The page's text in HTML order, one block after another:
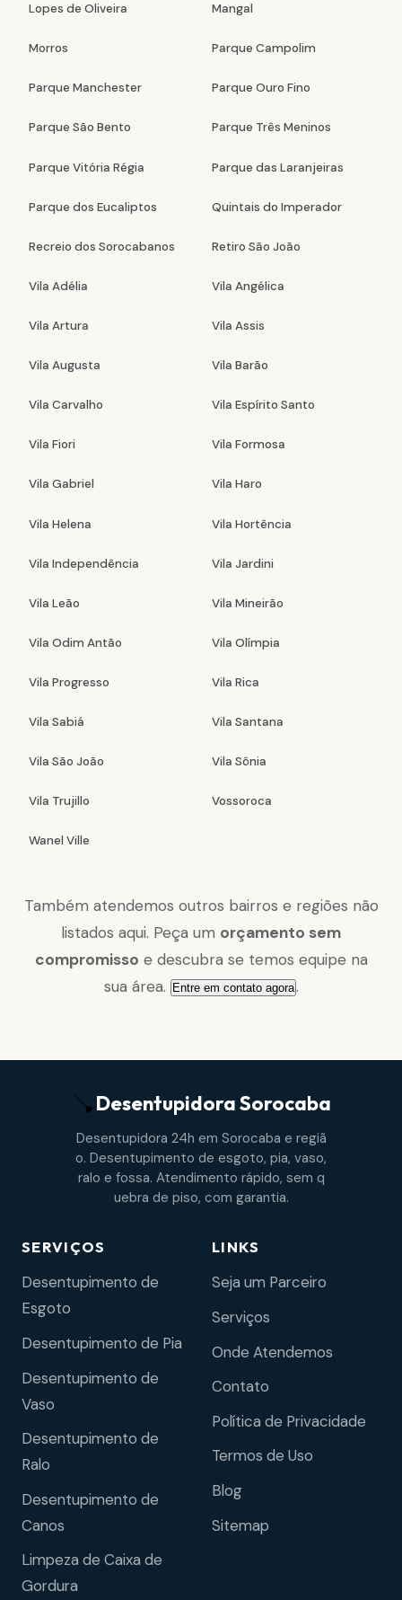
Lopes de Oliveira Mangal
Morros Parque Campolim
Parque Manchester Parque Ouro Fino
Parque São Bento Parque Três Meninos
Parque Vitória Régia Parque das Laranjeiras
Parque dos Eucaliptos Quintais do Imperador
Recreio dos Sorocabanos Retiro São João
Vila Adélia Vila Angélica
Vila Artura Vila Assis
Vila Augusta Vila Barão
Vila Carvalho Vila Espírito Santo
Vila Fiori Vila Formosa
Vila Gabriel Vila Haro
Vila Helena Vila Hortência
Vila Independência Vila Jardini
Vila Leão Vila Mineirão
Vila Odim Antão Vila Olímpia
Vila Progresso Vila Rica
Vila Sabiá Vila Santana
Vila São João Vila Sônia
Vila Trujillo Vossoroca
Wanel Ville
Também atendemos outros bairros e regiões não
listados aqui. Peça um orçamento sem
compromisso e descubra se temos equipe na
sua área. Entre em contato agora.
DesentupidoraSorocaba
Desentupidora 24h em Sorocaba e regiã
o. Desentupimento de esgoto, pia, vaso,
ralo e fossa. Atendimento rápido, sem q
uebra de piso, com garantia.
SERVIÇOS
Desentupimento de
Esgoto
Desentupimento de Pia
Desentupimento de
Vaso
Desentupimento de
Ralo
Desentupimento de
Canos
Limpeza de Caixa de
Gordura
LINKS
Seja um Parceiro
Serviços
Onde Atendemos
Contato
Política de Privacidade
Termos de Uso
Blog
Sitemap